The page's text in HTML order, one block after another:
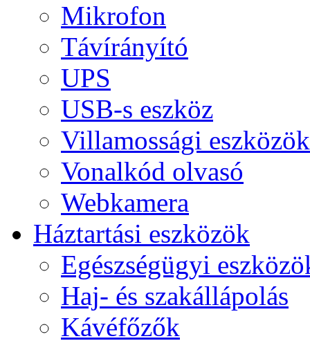
Mikrofon
Távírányító
UPS
USB-s eszköz
Villamossági eszközök
Vonalkód olvasó
Webkamera
Háztartási eszközök
Egészségügyi
Haj- és szakállápolás
Kávéfőzők